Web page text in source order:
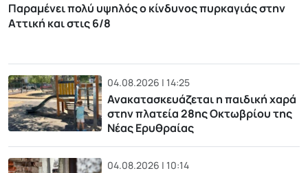
Παραμένει πολύ υψηλός ο κίνδυνος πυρκαγιάς στην
Αττική και στις 6/8
04.08.2026 | 14:25
Ανακατασκευάζεται η παιδική χαρά
στην πλατεία 28ης Οκτωβρίου της
Νέας Ερυθραίας
04.08.2026 | 10:14